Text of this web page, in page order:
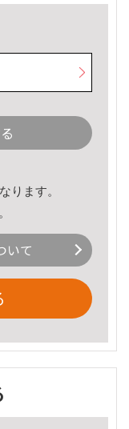
ります。
いて